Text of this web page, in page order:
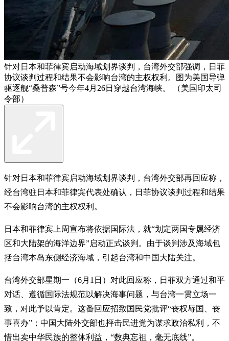
针对日本和菲律宾启动海域划界谈判，台湾外交部强调，日菲
协议谈判过程和结果不会影响台湾的主权权利。图为美国导弹
驱逐舰“桑普森”号今年4月26日穿越台湾海峡。 （美国印太司
令部）
针对日本和菲律宾启动海域划界谈判，台湾外交部再回应称，
经台湾驻日本和菲律宾代表处确认，日菲协议谈判过程和结果
不会影响台湾的主权权利。
日本和菲律宾上周宣布将依据国际法，就“划定两国专属经济
区和大陆架的海洋边界”启动正式谈判。由于谈判涉及海域包
括台湾本岛东侧经济海域，引起台湾和中国大陆关注。
台湾外交部星期一（6月1日）对此回应称，日菲双方通过和平
对话、遵循国际法规范以解决海事问题，与台湾一贯立场一
致，对此予以肯定。这番回应招致国民党批评“丧权辱国、丧
事喜办”；中国大陆外交部也抨击民进党为谋求政治私利，不
惜出卖中华民族的整体利益，“数典忘祖，毫无底线”。